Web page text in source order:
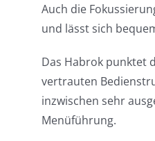
Auch die
und lässt sich
Das Habrok punktet
vertrauten
inzwischen sehr
Menüführung.